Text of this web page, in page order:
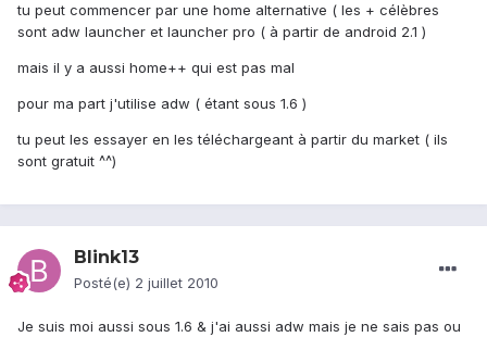
tu peut commencer par une home alternative ( les + célèbres
sont adw launcher et launcher pro ( à partir de android 2.1 )
mais il y a aussi home++ qui est pas mal
pour ma part j'utilise adw ( étant sous 1.6 )
tu peut les essayer en les téléchargeant à partir du market ( ils
sont gratuit ^^)
Blink13
Posté(e) 2 juillet 2010
Je suis moi aussi sous 1.6 & j'ai aussi adw mais je ne sais pas ou